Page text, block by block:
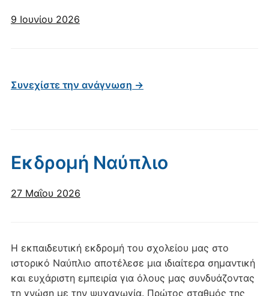
9 Ιουνίου 2026
Συνεχίστε την ανάγνωση →
Εκδρομή Ναύπλιο
27 Μαΐου 2026
Η εκπαιδευτική εκδρομή του σχολείου μας στο
ιστορικό Ναύπλιο αποτέλεσε μια ιδιαίτερα σημαντική
και ευχάριστη εμπειρία για όλους μας συνδυάζοντας
τη γνώση με την ψυχαγωγία. Πρώτος σταθμός της